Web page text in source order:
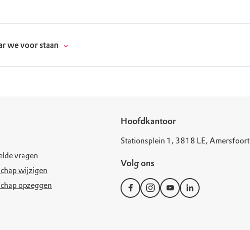
we voor staan
vragen
wijzigen
opzeggen
Hoofdkantoor
Stationsplein 1, 3818 LE, Amersfoort
Volg ons